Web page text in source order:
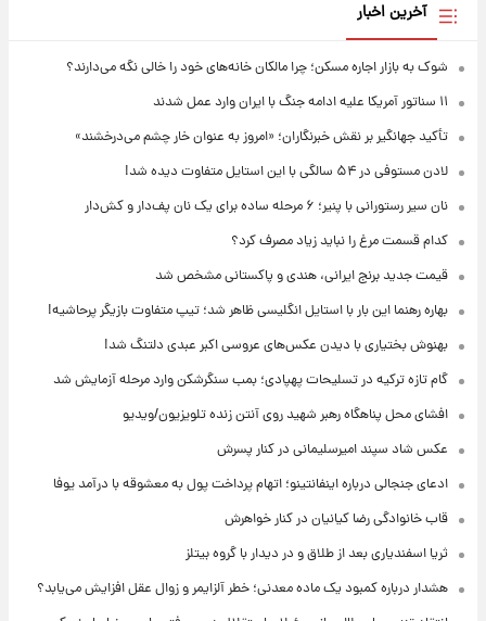
آخرین اخبار
شوک به بازار اجاره مسکن؛ چرا مالکان خانه‌های خود را خالی نگه می‌دارند؟
۱۱ سناتور آمریکا علیه ادامه جنگ با ایران وارد عمل شدند
تأکید جهانگیر بر نقش خبرنگاران؛ «امروز به عنوان خار چشم می‌درخشند»
لادن مستوفی در ۵۴ سالگی با این استایل متفاوت دیده شد!
نان سیر رستورانی با پنیر؛ ۶ مرحله ساده برای یک نان پف‌دار و کش‌دار
کدام قسمت مرغ را نباید زیاد مصرف کرد؟
قیمت جدید برنج ایرانی، هندی و پاکستانی مشخص شد
بهاره رهنما این بار با استایل انگلیسی ظاهر شد؛ تیپ متفاوت بازیگر پرحاشیه!
بهنوش بختیاری با دیدن عکس‌های عروسی اکبر عبدی دلتنگ شد!
گام تازه ترکیه در تسلیحات پهپادی؛ بمب سنگرشکن وارد مرحله آزمایش شد
افشای محل پناهگاه‌ رهبر شهید روی آنتن زنده تلویزیون/ویدیو
عکس شاد سپند امیرسلیمانی در کنار پسرش
ادعای جنجالی درباره اینفانتینو؛ اتهام پرداخت پول به معشوقه با درآمد یوفا
قاب خانوادگی رضا کیانیان در کنار خواهرش
ثریا اسفندیاری بعد از طلاق و در دیدار با گروه بیتلز
هشدار درباره کمبود یک ماده معدنی؛ خطر آلزایمر و زوال عقل افزایش می‌یابد؟